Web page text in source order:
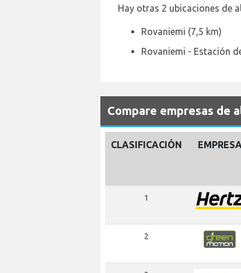
Hay otras 2 ubicaciones de
Rovaniemi (7,5 km)
Rovaniemi - Estación
Compare empresas de
CLASIFICACIÓN EMPRESA
1
2